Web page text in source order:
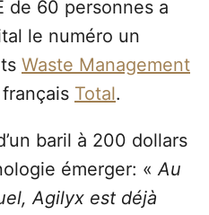
de 60 personnes a
le numéro un
Waste Management
Total.
baril à 200 dollars
émerger: «Au
Agilyx est déjà